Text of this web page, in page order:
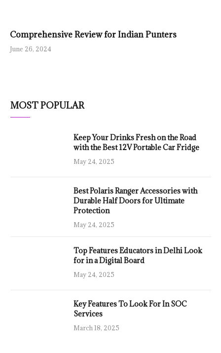
Comprehensive Review for Indian Punters
June 26, 2024
MOST POPULAR
Keep Your Drinks Fresh on the Road
with the Best 12V Portable Car Fridge
May 24, 2025
Best Polaris Ranger Accessories with
Durable Half Doors for Ultimate
Protection
May 24, 2025
Top Features Educators in Delhi Look
for in a Digital Board
May 24, 2025
Key Features To Look For In SOC
Services
March 18, 2025